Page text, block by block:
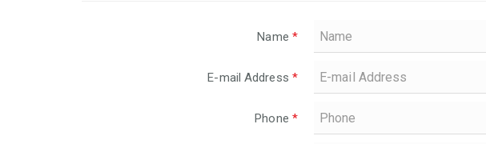
Name *
E-mail Address *
Phone *